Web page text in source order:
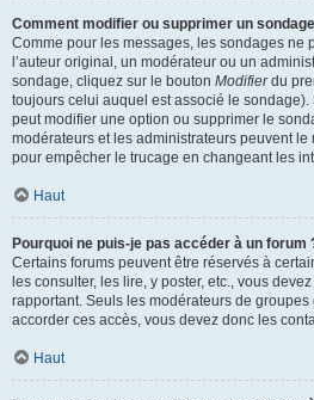
Comment modifier ou supprimer un
Comme pour les messages, les sondages ne
l’auteur original, un modérateur ou un
sondage, cliquez sur le bouton Modifierdu
toujours celui auquel est associé le sondage).
peut modifier une option ou supprimer le
modérateurs et les administrateurs peuvent le
pour empêcher le trucage en changeant les
Haut
Pourquoi ne puis-je pas accéder à un forum
Certains forums peuvent être réservés à
les consulter, les lire, y poster, etc., vous
rapportant. Seuls les modérateurs de
accorder ces accès, vous devez donc les
Haut